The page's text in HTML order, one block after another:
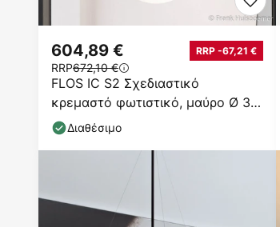
FLOS IC S2 Σχεδιαστικό
κρεμαστό φωτιστικό, μαύρο Ø 30
cm
604,89 € RRP -67,21 €
RRP672,10 €
Διαθέσιμο